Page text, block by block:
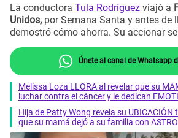
La conductora Tula Rodríguez viajó a
Unidos, por Semana Santa y antes de
demostró cómo ahorra. Su accionar
Únete al canal de Whatsapp
Melissa Loza LLORA al revelar que su
luchar contra el cáncer y le dedican
Hija de Patty Wong revela su
que su mamá dejó a su familia con